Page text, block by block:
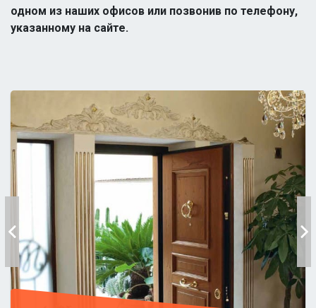
одном из наших офисов или позвонив по телефону,
указанному на сайте.